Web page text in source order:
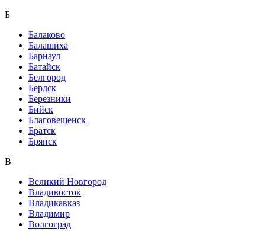
Б
Балаково
Балашиха
Барнаул
Батайск
Белгород
Бердск
Березники
Бийск
Благовещенск
Братск
Брянск
В
Великий Новгород
Владивосток
Владикавказ
Владимир
Волгоград